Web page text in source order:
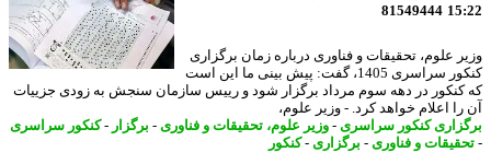
81549444
علوم، تحقیقات و فناوری درباره زمان برگزاری
کنکور سراسری 1405، گفت: پیش بینی ما این است
در دهه سوم مرداد برگزار شود و رییس سازمان سنجش به زودی جزییات
اعلام خواهد کرد. - وزیر علوم،
کنکور سراسری- وزیر علوم، تحقیقات و فناوری- برگزار - کنکور سراسری
و فناوری- برگزاری - کنکور